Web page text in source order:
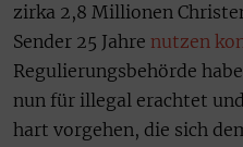
zirka 2,8 Millionen
Sender 25 Jahre nutzen
Regulierungsbehörde
nun für illegal erachtet
hart vorgehen, die sich